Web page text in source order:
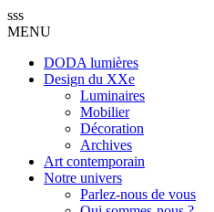
sss
MENU
DODA lumières
Design du XXe
Luminaires
Mobilier
Décoration
Archives
Art contemporain
Notre univers
Parlez-nous de vous